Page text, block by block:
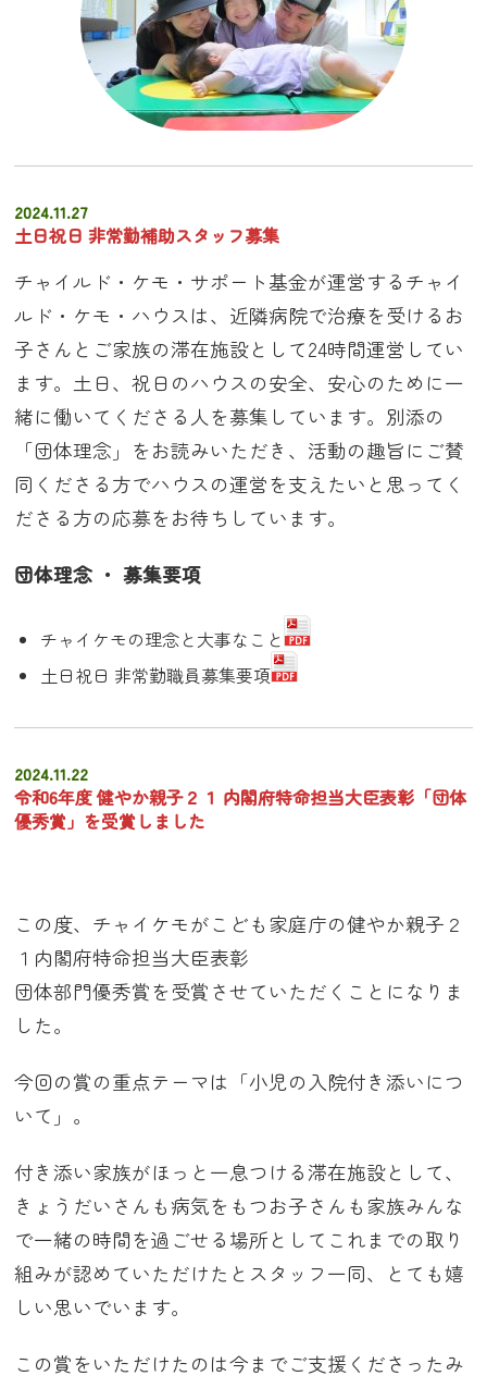
2024.11.27
土日祝日 非常勤補助スタッフ募集
チャイルド・ケモ・サポート基金が運営するチャイ
ルド・ケモ・ハウスは、近隣病院で治療を受けるお
子さんとご家族の滞在施設として24時間運営してい
ます。土日、祝日のハウスの安全、安心のために一
緒に働いてくださる人を募集しています。別添の
「団体理念」をお読みいただき、活動の趣旨にご賛
同くださる方でハウスの運営を支えたいと思ってく
ださる方の応募をお待ちしています。
団体理念 ・ 募集要項
チャイケモの理念と大事なこと
土日祝日 非常勤職員募集要項
2024.11.22
令和6年度 健やか親子２１ 内閣府特命担当大臣表彰「団体
優秀賞」を受賞しました
この度、チャイケモがこども家庭庁の健やか親子２
１内閣府特命担当大臣表彰
団体部門優秀賞を受賞させていただくことになりま
した。
今回の賞の重点テーマは「小児の入院付き添いにつ
いて」。
付き添い家族がほっと一息つける滞在施設として、
きょうだいさんも病気をもつお子さんも家族みんな
で一緒の時間を過ごせる場所としてこれまでの取り
組みが認めていただけたとスタッフ一同、とても嬉
しい思いでいます。
この賞をいただけたのは今までご支援くださったみ